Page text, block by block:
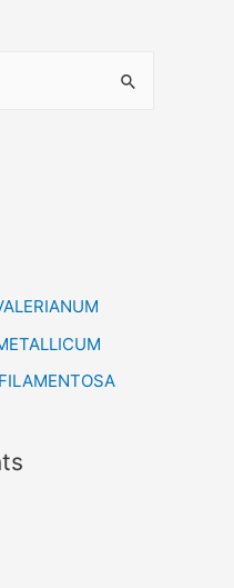
FILAMENTOSA